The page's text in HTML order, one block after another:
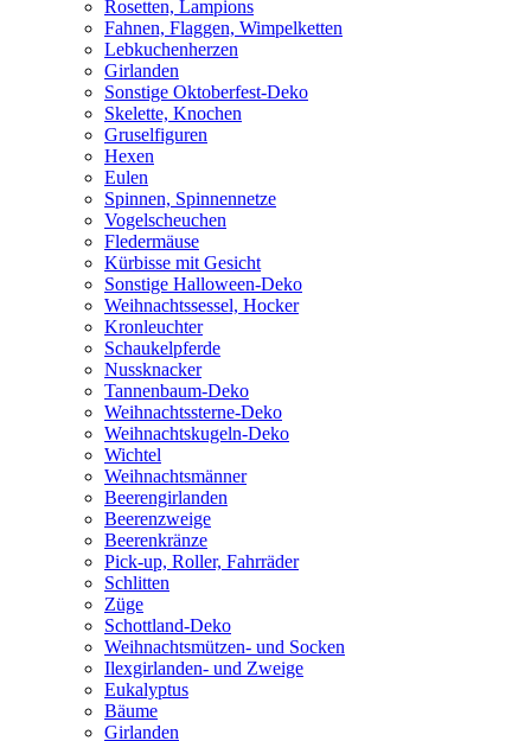
Rosetten, Lampions
Fahnen, Flaggen, Wimpelketten
Lebkuchenherzen
Girlanden
Sonstige Oktoberfest-Deko
Skelette, Knochen
Gruselfiguren
Hexen
Eulen
Spinnen, Spinnennetze
Vogelscheuchen
Fledermäuse
Kürbisse mit Gesicht
Sonstige Halloween-Deko
Weihnachtssessel, Hocker
Kronleuchter
Schaukelpferde
Nussknacker
Tannenbaum-Deko
Weihnachtssterne-Deko
Weihnachtskugeln-Deko
Wichtel
Weihnachtsmänner
Beerengirlanden
Beerenzweige
Beerenkränze
Pick-up, Roller, Fahrräder
Schlitten
Züge
Schottland-Deko
Weihnachtsmützen- und Socken
Ilexgirlanden- und Zweige
Eukalyptus
Bäume
Girlanden